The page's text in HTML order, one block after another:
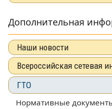
Дополнительная
Наши новости
Всероссийская сетевая
ГТО
Нормативные